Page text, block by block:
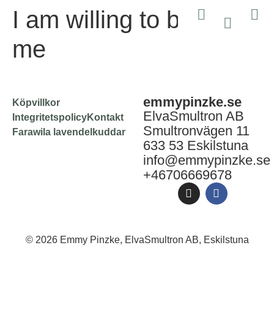
I am willing to be all of
me
emmypinzke.se
ElvaSmultron AB
Smultronvägen 11
633 53 Eskilstuna
info@emmypinzke.se
+46706669678
Köpvillkor
IntegritetspolicyKontakt
Farawila lavendelkuddar
© 2026 Emmy Pinzke, ElvaSmultron AB, Eskilstuna